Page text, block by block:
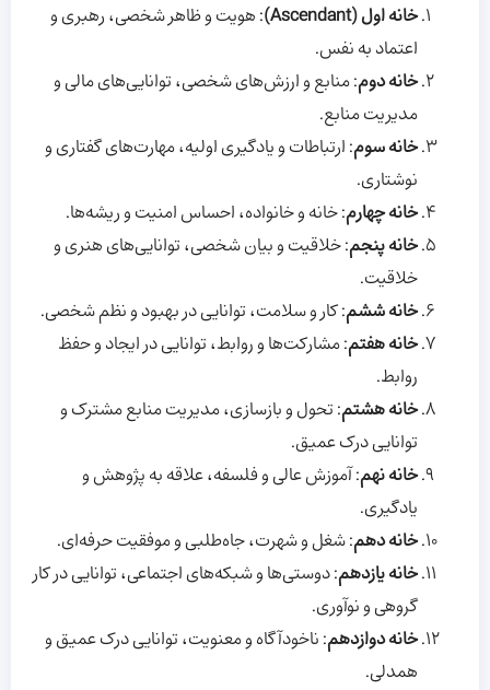
خانه اول (Ascendant)
: هویت و ظاهر شخصی، رهبری و
اعتماد به نفس.
خانه دوم: منابع و ارزش‌های شخصی، توانایی‌های مالی و
مدیریت منابع.
خانه سوم: ارتباطات و یادگیری اولیه، مهارت‌های گفتاری و
نوشتاری.
خانه چهارم: خانه و خانواده، احساس امنیت و ریشه‌ها.
خانه پنجم: خلاقیت و بیان شخصی، توانایی‌های هنری و
خلاقیت.
خانه ششم: کار و سلامت، توانایی در بهبود و نظم شخصی.
خانه هفتم: مشارکت‌ها و روابط، توانایی در ایجاد و حفظ
روابط.
خانه هشتم: تحول و بازسازی، مدیریت منابع مشترک و
توانایی درک عمیق.
خانه نهم: آموزش عالی و فلسفه، علاقه به پژوهش و
یادگیری.
خانه دهم: شغل و شهرت، جاه‌طلبی و موفقیت حرفه‌ای.
خانه یازدهم: دوستی‌ها و شبکه‌های اجتماعی، توانایی در کار
گروهی و نوآوری.
خانه دوازدهم: ناخودآگاه و معنویت، توانایی درک عمیق و
همدلی.